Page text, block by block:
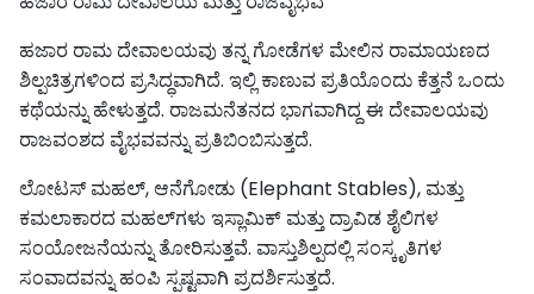
ಹಜಾರ ರಾಮ ದೇವಾಲಯವು ತನ್ನ ಗೋಡೆಗಳ ಮೇಲಿನ ರಾಮಾಯಣದ
ಶಿಲ್ಪಚಿತ್ರಗಳಿಂದ ಪ್ರಸಿದ್ಧವಾಗಿದೆ. ಇಲ್ಲಿ ಕಾಣುವ ಪ್ರತಿಯೊಂದು ಕೆತ್ತನೆ ಒಂದು
ಕಥೆಯನ್ನು ಹೇಳುತ್ತದೆ. ರಾಜಮನೆತನದ ಭಾಗವಾಗಿದ್ದ ಈ ದೇವಾಲಯವು
ರಾಜವಂಶದ ವೈಭವವನ್ನು ಪ್ರತಿಬಿಂಬಿಸುತ್ತದೆ.
ಲೋಟಸ್ ಮಹಲ್, ಆನೆಗೋಡು (Elephant Stables), ಮತ್ತು
ಕಮಲಾಕಾರದ ಮಹಲ್‌ಗಳು ಇಸ್ಲಾಮಿಕ್ ಮತ್ತು ದ್ರಾವಿಡ ಶೈಲಿಗಳ
ಸಂಯೋಜನೆಯನ್ನು ತೋರಿಸುತ್ತವೆ. ವಾಸ್ತುಶಿಲ್ಪದಲ್ಲಿ ಸಂಸ್ಕೃತಿಗಳ
ಸಂವಾದವನ್ನು ಹಂಪಿ ಸ್ಪಷ್ಟವಾಗಿ ಪ್ರದರ್ಶಿಸುತ್ತದೆ.